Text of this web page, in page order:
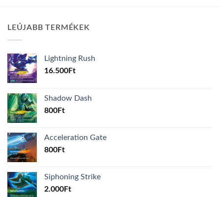
LEÚJABB TERMÉKEK
Lightning Rush
16.500Ft
Shadow Dash
800Ft
Acceleration Gate
800Ft
Siphoning Strike
2.000Ft